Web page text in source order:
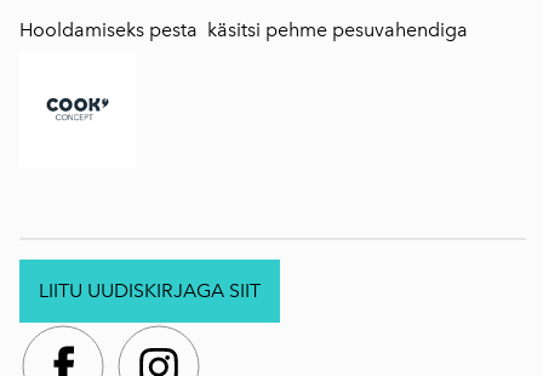
Hooldamiseks pesta käsitsi pehme pesuvahendiga
LIITU UUDISKIRJAGA SIIT